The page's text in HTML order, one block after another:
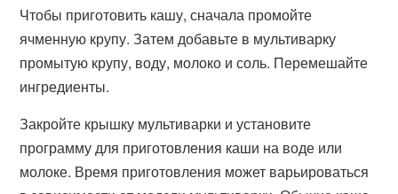
Чтобы приготовить кашу, сначала промойте
ячменную крупу. Затем добавьте в мультиварку
промытую крупу, воду, молоко и соль. Перемешайте
ингредиенты.
Закройте крышку мультиварки и установите
программу для приготовления каши на воде или
молоке. Время приготовления может варьироваться